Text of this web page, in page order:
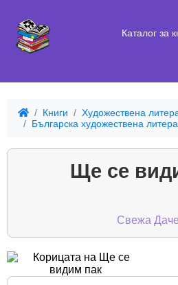
Каталог за
Книги
Художествена
Българска художествена
Ще се
Свежа